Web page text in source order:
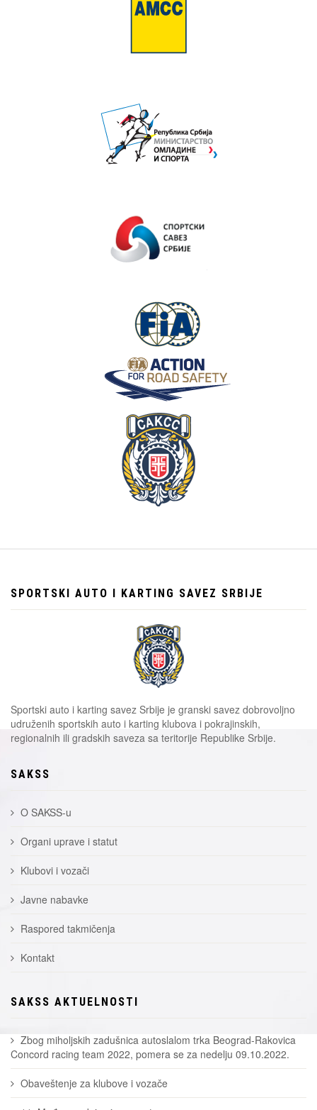
SPORTSKI AUTO I KARTING SAVEZ SRBIJE
Sportski auto i karting savez Srbije je granski savez dobrovoljno
udruženih sportskih auto i karting klubova i pokrajinskih,
regionalnih ili gradskih saveza sa teritorije Republike Srbije.
SAKSS
O SAKSS-u
Organi uprave i statut
Klubovi i vozači
Javne nabavke
Raspored takmičenja
Kontakt
SAKSS AKTUELNOSTI
Zbog miholjskih zadušnica autoslalom trka Beograd-Rakovica
Concord racing team 2022, pomera se za nedelju 09.10.2022.
Obaveštenje za klubove i vozače